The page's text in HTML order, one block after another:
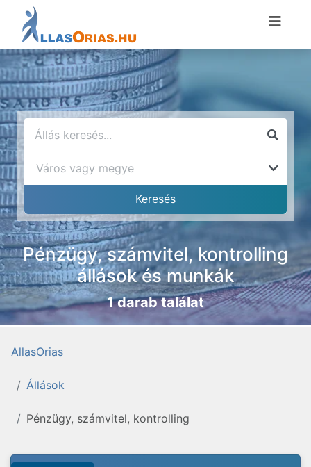
Pénzügy, számvitel, kontrolling
állások és munkák
1 darab találat
AllasOrias
Állások
Pénzügy, számvitel, kontrolling